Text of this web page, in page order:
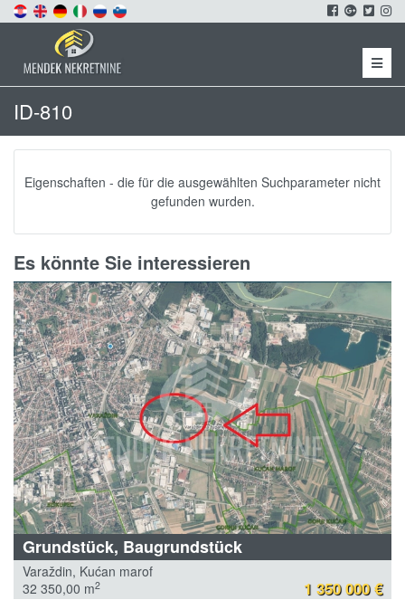
Menu
ID-810
Eigenschaften - die für die ausgewählten Suchparameter nicht
gefunden wurden.
Es könnte Sie interessieren
Grundstück, Baugrundstück
Varaždin, Kućan marof
32 350,00 m2 1 350 000 €